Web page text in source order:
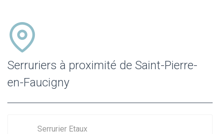
Serruriers à proximité de Saint-Pierre-
en-Faucigny
Serrurier Etaux